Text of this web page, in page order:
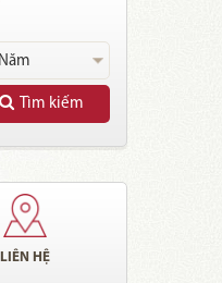
Tìm kiếm
LIÊN HỆ